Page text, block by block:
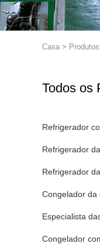
Casa > Produtos
Todos os
Refrigerador
Refrigerador
Refrigerador
Congelador da
Especialista
Congelador